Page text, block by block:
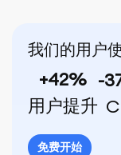
我们的用户
+42%
用户提升
-
免费开始